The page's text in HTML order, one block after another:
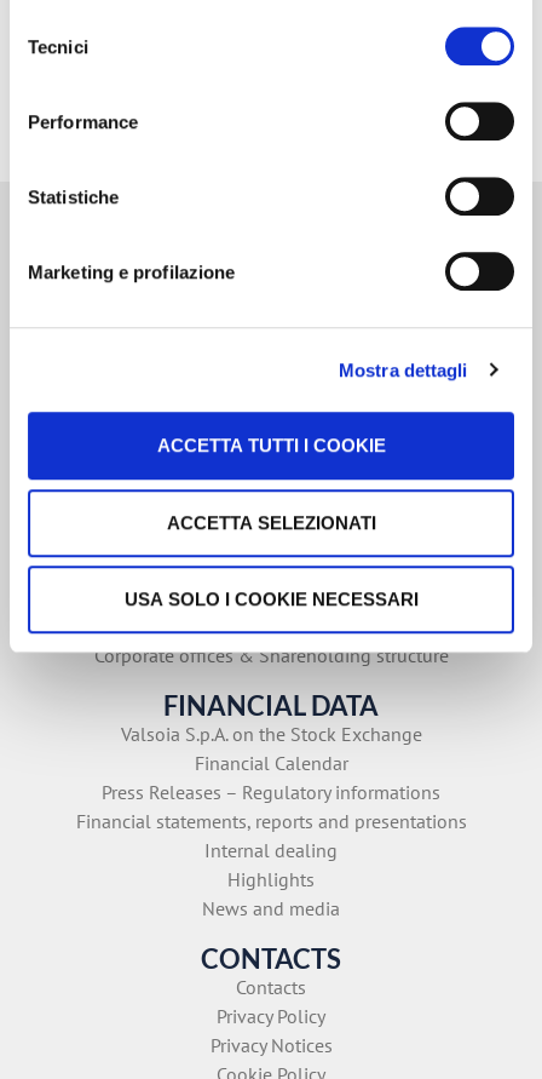
delTecnici
Performance
Statistiche
Marketing e profilazione
Mostra dettagli
ACCETTA TUTTI I COOKIE
ACCETTA SELEZIONATI
USA SOLO I COOKIE NECESSARI
Vitasoya
Diete-tic
Piadina Loriana
CORPORATE GOVERNANCE
Shareholder’s meeting
Corporate offices & Shareholding structure
FINANCIAL DATA
Valsoia S.p.A. on the Stock Exchange
Financial Calendar
Press Releases – Regulatory informations
Financial statements, reports and presentations
Internal dealing
Highlights
News and media
CONTACTS
Contacts
Privacy Policy
Privacy Notices